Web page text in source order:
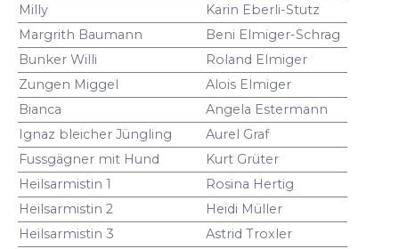
Milly
Karin Eberli-Stutz
Margrith Baumann
Beni Elmiger-Schrag
Bunker Willi
Roland Elmiger
Zungen Miggel
Alois Elmiger
Bianca
Angela Estermann
Ignaz bleicher Jüngling
Aurel Graf
Fussgägner mit Hund
Kurt Grüter
Heilsarmistin 1
Rosina Hertig
Heilsarmistin 2
Heidi Müller
Heilsarmistin 3
Astrid Troxler